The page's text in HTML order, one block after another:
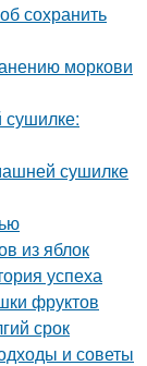
сохранить
моркови
сушилке:
сушилке
из яблок
успеха
фруктов
срок
и советы